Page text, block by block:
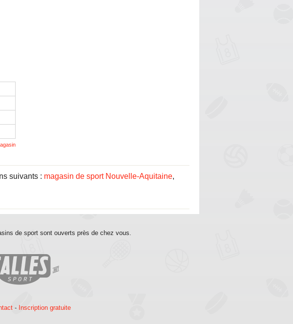
suivants : magasin de sport Nouvelle-Aquitaine,
de sport sont ouverts près de chez vous.
- Inscription gratuite